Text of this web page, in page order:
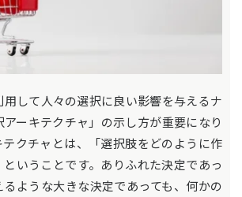
して人々の選択に良い影響を与えるナ
ーキテクチャ」の示し方が重要になり
テクチャとは、「選択肢をどのように作
ということです。ありふれた決定であっ
ような大きな決定であっても、何かの